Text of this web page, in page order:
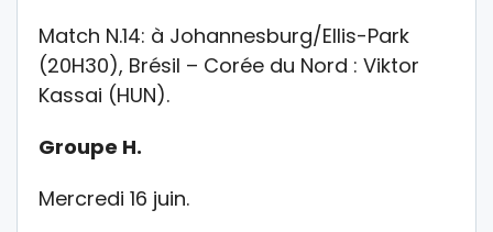
Match N.14: à Johannesburg/Ellis-Park
(20H30), Brésil – Corée du Nord : Viktor
Kassai (HUN).
Groupe H.
Mercredi 16 juin.